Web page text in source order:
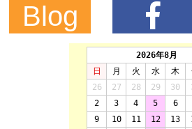
Blog